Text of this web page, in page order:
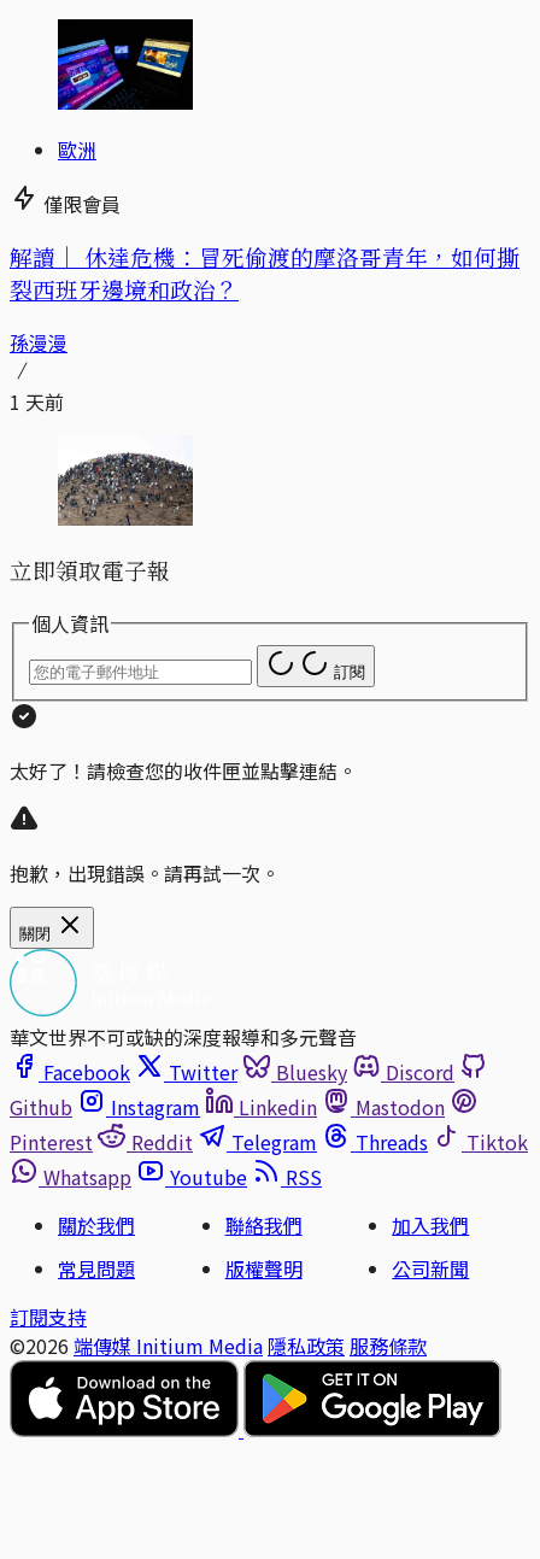
歐洲
僅限會員
解讀｜ 休達危機：冒死偷渡的摩洛哥青年，如何撕
裂西班牙邊境和政治？
孫漫漫
1 天前
立即領取電子報
個人資訊
訂閱
太好了！請檢查您的收件匣並點擊連結。
抱歉，出現錯誤。請再試一次。
關閉
華文世界不可或缺的深度報導和多元聲音
Facebook
Twitter Bluesky
Discord
Github
Instagram Linkedin
Mastodon
Pinterest
Reddit Telegram Threads
Tiktok
Whatsapp
Youtube
RSS
關於我們
聯絡我們
加入我們
常見問題
版權聲明
公司新聞
訂閱支持
©2026 端傳媒 Initium Media 隱私政策 服務條款